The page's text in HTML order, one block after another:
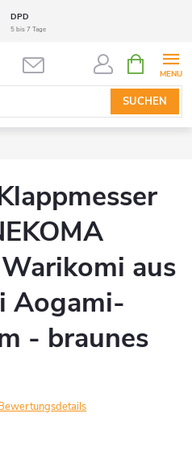
DPD
5 bis 7 Tage
SUCHEN
aus
Aogami-
- braunes